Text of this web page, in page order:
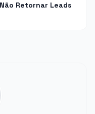
Retornar Leads